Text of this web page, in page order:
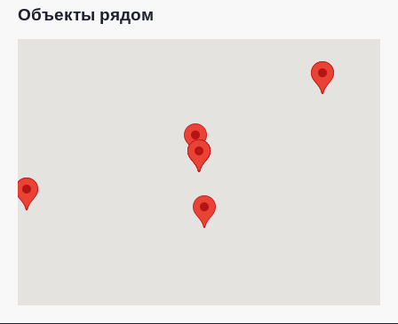
Объекты рядом